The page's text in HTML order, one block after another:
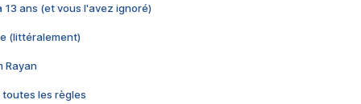
13 ans (et vous l'avez ignoré)
(littéralement)
Rayan
toutes les règles